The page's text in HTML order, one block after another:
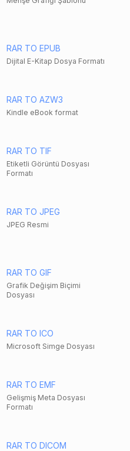
RAR TO EPUB
Dijital E-Kitap Dosya Formatı
RAR TO AZW3
Kindle eBook format
RAR TO TIF
Etiketli Görüntü Dosyası
Formatı
RAR TO JPEG
JPEG Resmi
RAR TO GIF
Grafik Değişim Biçimi
Dosyası
RAR TO ICO
Microsoft Simge Dosyası
RAR TO EMF
Gelişmiş Meta Dosyası
Formatı
RAR TO DICOM